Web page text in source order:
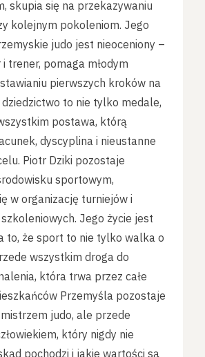
skupia się na przekazywaniu
kolejnym pokoleniom. Jego
judo jest nieoceniony –
trener, pomaga młodym
pierwszych kroków na
dziedzictwo to nie tylko medale,
postawa, którą
dyscyplina i nieustanne
Piotr Dziki pozostaje
sportowym,
w organizację turniejów i
Jego życie jest
to, że sport to nie tylko walka o
wszystkim droga do
która trwa przez całe
Przemyśla pozostaje
judo, ale przede
który nigdy nie
pochodzi i jakie wartości są